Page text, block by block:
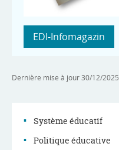
EDI-Infomagazin
Dernière mise à jour30/12/2025
Système éducatif
Politique éducative